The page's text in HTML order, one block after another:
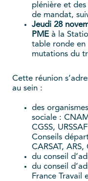
plénière et
de mandat,
Jeudi 28
PME à la
table ronde en
mutations du
Cette réunion
au sein :
des
sociale :
CGSS,
Conseils
CARSAT, ARS,
du conseil
du conseil
France Travail